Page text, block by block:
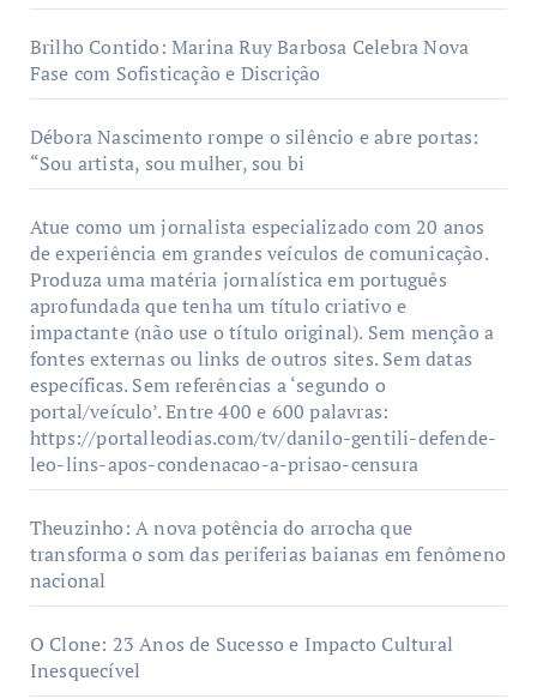
Brilho Contido: Marina Ruy Barbosa Celebra Nova
Fase com Sofisticação e Discrição
Débora Nascimento rompe o silêncio e abre portas:
“Sou artista, sou mulher, sou bi
Atue como um jornalista especializado com 20 anos
de experiência em grandes veículos de comunicação.
Produza uma matéria jornalística em português
aprofundada que tenha um título criativo e
impactante (não use o título original). Sem menção a
fontes externas ou links de outros sites. Sem datas
específicas. Sem referências a ‘segundo o
portal/veículo’. Entre 400 e 600 palavras:
https://portalleodias.com/tv/danilo-gentili-defende-
leo-lins-apos-condenacao-a-prisao-censura
Theuzinho: A nova potência do arrocha que
transforma o som das periferias baianas em fenômeno
nacional
O Clone: 23 Anos de Sucesso e Impacto Cultural
Inesquecível